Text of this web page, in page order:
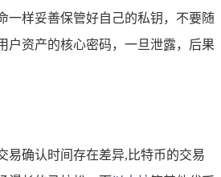
一样妥善保管好自己的私钥，不要随
户资产的核心密码，一旦泄露，后果
易确认时间存在差异,比特币的交易